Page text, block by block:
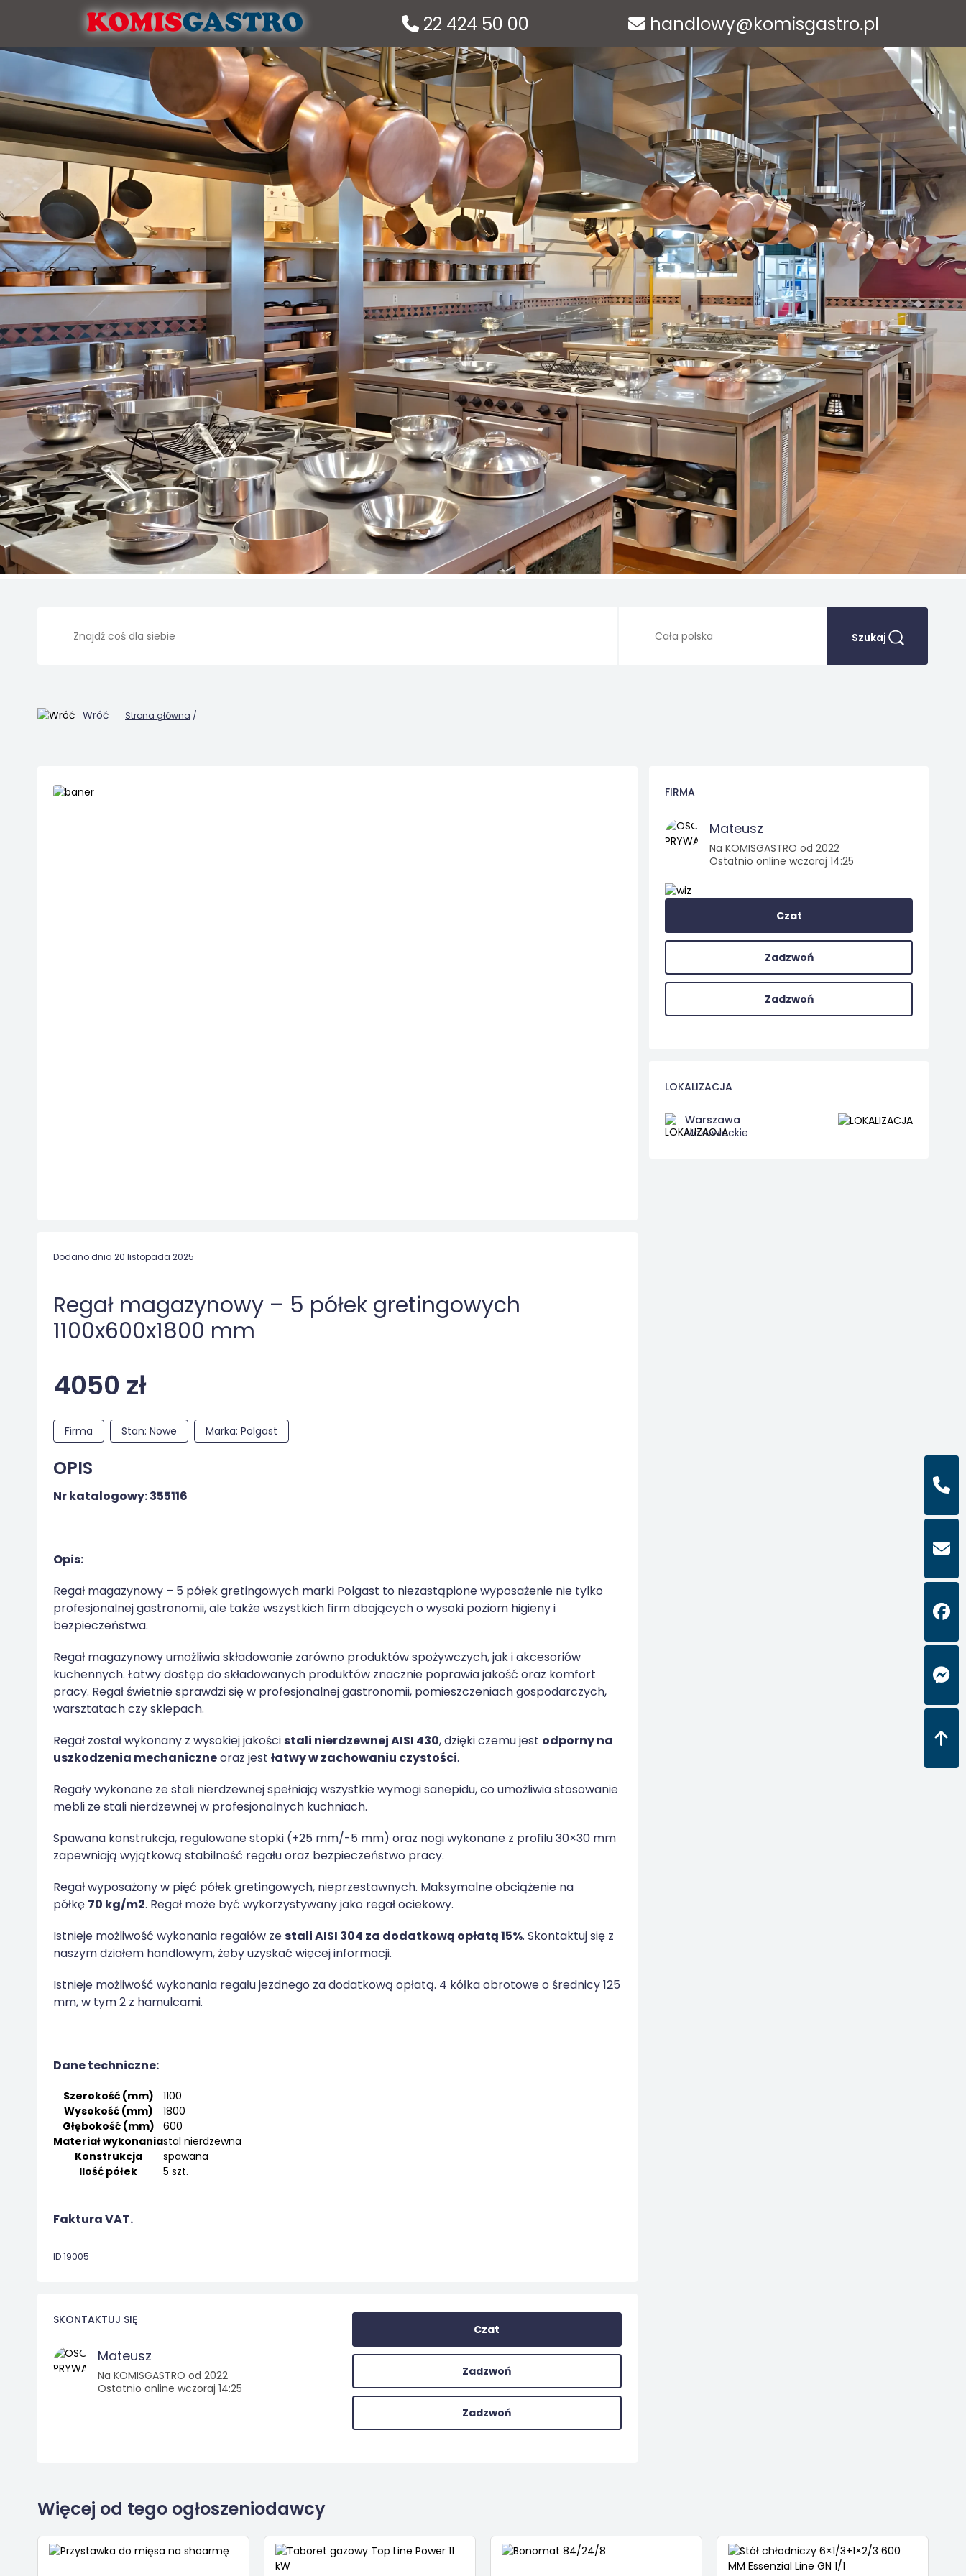
22 424 50 00 handlowy@komisgastro.pl
Szukaj
Wróć Strona główna /
Dodano dnia 20 listopada 2025
Regał magazynowy – 5 półek gretingowych
1100x600x1800 mm
4050 zł
Firma Stan: Nowe Marka: Polgast
OPIS
Nr katalogowy: 355116
Opis:
Regał magazynowy – 5 półek gretingowych marki Polgast to niezastąpione wyposażenie nie tylko
profesjonalnej gastronomii, ale także wszystkich firm dbających o wysoki poziom higieny i
bezpieczeństwa.
Regał magazynowy umożliwia składowanie zarówno produktów spożywczych, jak i akcesoriów
kuchennych. Łatwy dostęp do składowanych produktów znacznie poprawia jakość oraz komfort
pracy. Regał świetnie sprawdzi się w profesjonalnej gastronomii, pomieszczeniach gospodarczych,
warsztatach czy sklepach.
Regał został wykonany z wysokiej jakościstali nierdzewnej AISI 430, dzięki czemu jest odporny na
uszkodzenia mechaniczneoraz jest łatwy w zachowaniu czystości.
Regały wykonane ze stali nierdzewnej spełniają wszystkie wymogi sanepidu, co umożliwia stosowanie
mebli ze stali nierdzewnej w profesjonalnych kuchniach.
Spawana konstrukcja, regulowane stopki (+25 mm/-5 mm) oraz nogi wykonane z profilu 30×30 mm
zapewniają wyjątkową stabilność regału oraz bezpieczeństwo pracy.
Regał wyposażony w pięć półek gretingowych, nieprzestawnych. Maksymalne obciążenie na
półkę 70 kg/m2. Regał może być wykorzystywany jako regał ociekowy.
Istnieje możliwość wykonania regałów zestali AISI 304 za dodatkową opłatą 15%. Skontaktuj się z
naszym działem handlowym, żeby uzyskać więcej informacji.
Istnieje możliwość wykonania regału jezdnego za dodatkową opłatą. 4 kółka obrotowe o średnicy 125
mm, w tym 2 z hamulcami.
Dane techniczne:
Szerokość (mm)
1100
Wysokość (mm)
1800
Głębokość (mm)
600
Materiał wykonaniastal nierdzewna
Konstrukcja
spawana
Ilość półek
5 szt.
Faktura VAT.
ID 19005
SKONTAKTUJ SIĘ
Mateusz
Na KOMISGASTRO od 2022
Ostatnio online wczoraj 14:25
Czat
Zadzwoń
Zadzwoń
FIRMA
Mateusz
Na KOMISGASTRO od 2022
Ostatnio online wczoraj 14:25
Czat
Zadzwoń
Zadzwoń
LOKALIZACJA
Warszawa
Mazowieckie
Więcej od tego ogłoszeniodawcy